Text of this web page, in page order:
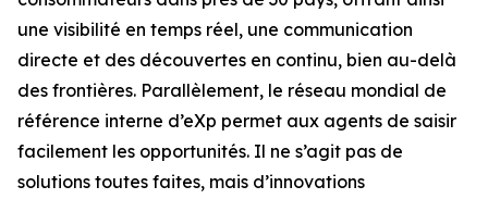
une visibilité en temps réel, une communication
directe et des découvertes en continu, bien au-delà
des frontières. Parallèlement, le réseau mondial de
référence interne d’eXp permet aux agents de saisir
facilement les opportunités. Il ne s’agit pas de
solutions toutes faites, mais d’innovations